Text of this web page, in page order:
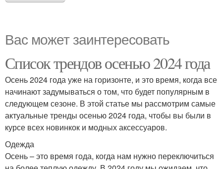
Вас может заинтересовать
Список трендов осенью 2024 года
Осень 2024 года уже на горизонте, и это время, когда все
начинают задумываться о том, что будет популярным в
следующем сезоне. В этой статье мы рассмотрим самые
актуальные тренды осенью 2024 года, чтобы вы были в
курсе всех новинкок и модных аксессуаров.
Одежда
Осень – это время года, когда нам нужно переключиться